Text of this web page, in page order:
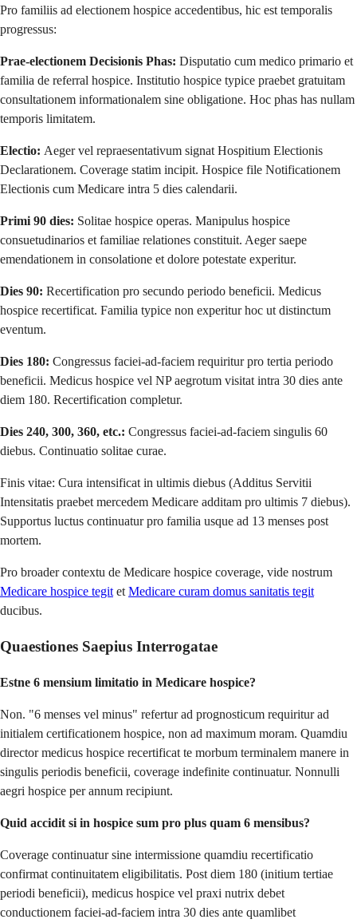
Pro familiis ad electionem hospice accedentibus, hic est temporalis
progressus:
Prae-electionem Decisionis Phas: Disputatio cum medico primario et
familia de referral hospice. Institutio hospice typice praebet gratuitam
consultationem informationalem sine obligatione. Hoc phas has nullam
temporis limitatem.
Electio: Aeger vel repraesentativum signat Hospitium Electionis
Declarationem. Coverage statim incipit. Hospice file Notificationem
Electionis cum Medicare intra 5 dies calendarii.
Primi 90 dies: Solitae hospice operas. Manipulus hospice
consuetudinarios et familiae relationes constituit. Aeger saepe
emendationem in consolatione et dolore potestate experitur.
Dies 90: Recertification pro secundo periodo beneficii. Medicus
hospice recertificat. Familia typice non experitur hoc ut distinctum
eventum.
Dies 180: Congressus faciei-ad-faciem requiritur pro tertia periodo
beneficii. Medicus hospice vel NP aegrotum visitat intra 30 dies ante
diem 180. Recertification completur.
Dies 240, 300, 360, etc.: Congressus faciei-ad-faciem singulis 60
diebus. Continuatio solitae curae.
Finis vitae: Cura intensificat in ultimis diebus (Additus Servitii
Intensitatis praebet mercedem Medicare additam pro ultimis 7 diebus).
Supportus luctus continuatur pro familia usque ad 13 menses post
mortem.
Pro broader contextu de Medicare hospice coverage, vide nostrum
Medicare hospice tegit et Medicare curam domus sanitatis tegit
ducibus.
Quaestiones Saepius Interrogatae
Estne 6 mensium limitatio in Medicare hospice?
Non. "6 menses vel minus" refertur ad prognosticum requiritur ad
initialem certificationem hospice, non ad maximum moram. Quamdiu
director medicus hospice recertificat te morbum terminalem manere in
singulis periodis beneficii, coverage indefinite continuatur. Nonnulli
aegri hospice per annum recipiunt.
Quid accidit si in hospice sum pro plus quam 6 mensibus?
Coverage continuatur sine intermissione quamdiu recertificatio
confirmat continuitatem eligibilitatis. Post diem 180 (initium tertiae
periodi beneficii), medicus hospice vel praxi nutrix debet
conductionem faciei-ad-faciem intra 30 dies ante quamlibet